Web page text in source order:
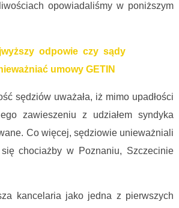
opowiadaliśmy w poniższym
odpowie czy sądy
umowy GETIN
sędziów uważała, iż mimo upadłości
zawieszeniu z udziałem syndyka
Co więcej, sędziowie unieważniali
chociażby w Poznaniu, Szczecinie
kancelaria jako jedna z pierwszych